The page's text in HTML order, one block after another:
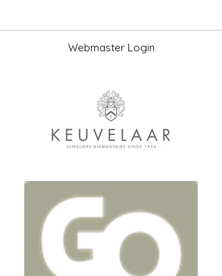
Webmaster Login